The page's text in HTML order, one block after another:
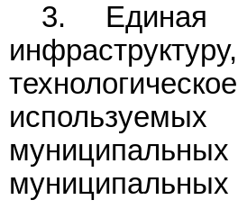
3. Единая
муниципальных